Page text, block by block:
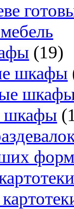
(19)
шкафы
шкафы